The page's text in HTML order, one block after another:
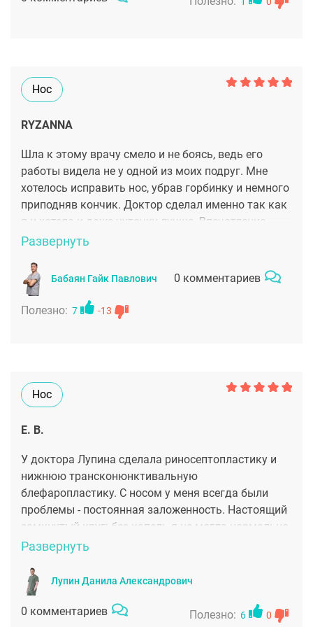
осложнений.доктор проявил внимание к деталям,
давал понятные объяснения, учитывал мои
желания и анатомические особенности. В
медицины и клиники.
Нос
RYZANNA
Шла к этому врачу смело и не боясь, ведь его
работы видела не у одной из моих подруг. Мне
хотелось исправить нос, убрав горбинку и немного
приподняв кончик. Доктор сделал именно так как
я и хотела и даже чуточку лучше. Впечатление
осталось положительное, от консультации до
гладко и на позитиве
Развернуть
Бабаян Гайк Павлович 0 комментариев
Полезно: 7 -13
Нос
Е. В.
У доктора Лупина сделала риносептопластику и
нижнюю трансконюнктивальную
блефаропластику. С носом у меня всегда были
проблемы - постоянная заложенность. Настоящий
замкнутый круг: без капель я не могла нормально
дышать, а из-за капель нос постоянно пересыхал и
операцию по исправлению перегородки, а я
боялась. Прочитала много разных статей в
журналах и интернете и решила, что операция
Развернуть
Лупин Данила Александрович
0 комментариев Полезно: 6 0